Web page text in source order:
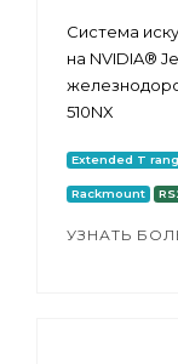
Система
на NVIDIA®
510NX
Extended T
Rackmount
УЗНАТЬ